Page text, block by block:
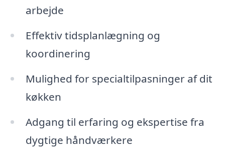
arbejde
Effektiv tidsplanlægning og
koordinering
Mulighed for specialtilpasninger af dit
køkken
Adgang til erfaring og ekspertise fra
dygtige håndværkere